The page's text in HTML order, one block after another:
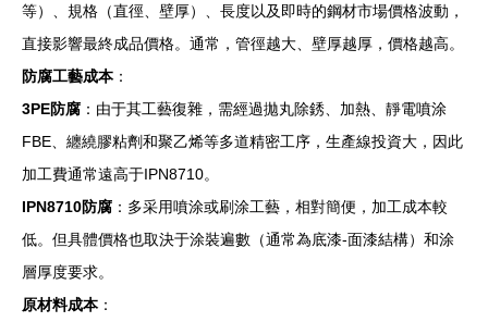
等）、規格（直徑、壁厚）、長度以及即時的鋼材市場價格波動，
直接影響最終成品價格。通常，管徑越大、壁厚越厚，價格越高。
防腐工藝成本：
3PE防腐 ：由于其工藝復雜，需經過拋丸除銹、加熱、靜電噴涂
FBE、纏繞膠粘劑和聚乙烯等多道精密工序，生產線投資大，因此
加工費通常遠高于IPN8710。
IPN8710防腐 ：多采用噴涂或刷涂工藝，相對簡便，加工成本較
低。但具體價格也取決于涂裝遍數（通常為底漆-面漆結構）和涂
層厚度要求。
原材料成本：